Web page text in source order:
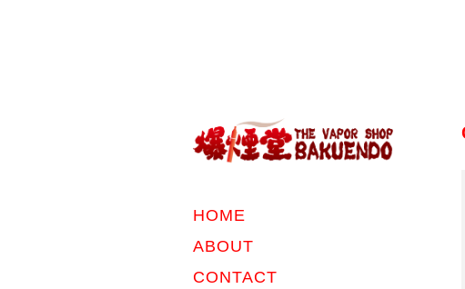
HOME
ABOUT
CONTACT